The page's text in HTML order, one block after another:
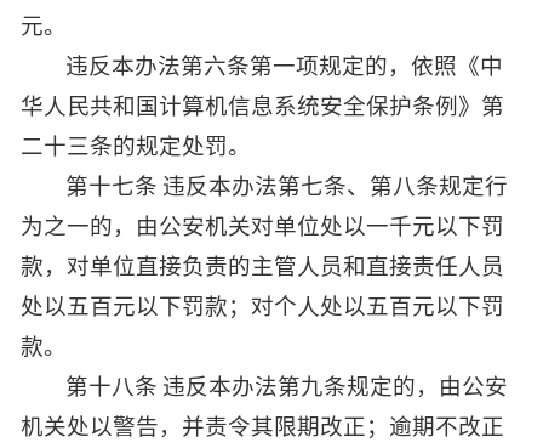
元。
违反本办法第六条第一项规定的，依照《中
华人民共和国计算机信息系统安全保护条例》第
二十三条的规定处罚。
第十七条 违反本办法第七条、第八条规定行
为之一的，由公安机关对单位处以一千元以下罚
款，对单位直接负责的主管人员和直接责任人员
处以五百元以下罚款；对个人处以五百元以下罚
款。
第十八条 违反本办法第九条规定的，由公安
机关处以警告，并责令其限期改正；逾期不改正